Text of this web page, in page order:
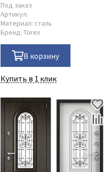
Под заказ
Артикул:
Материал: сталь
Бренд: Torex
В корзину
Купить в 1 клик